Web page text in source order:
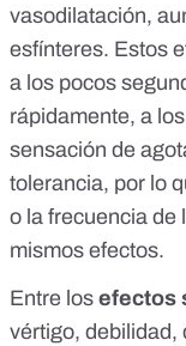
vasodilatación,
esfínteres. Estos
a los pocos
rápidamente, a
sensación de
tolerancia, por lo
o la frecuencia de
mismos efectos.
Entre los efectos
vértigo, debilidad,